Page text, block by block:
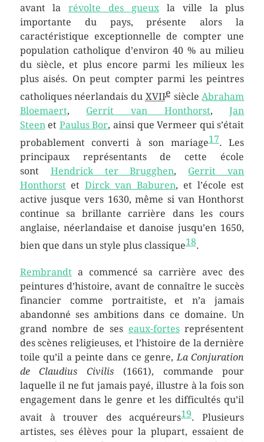
avant larévolte des gueux la ville la plus
importante du pays, présente alors la
caractéristique exceptionnelle de compter une
population catholique d’environ 40 % au milieu
du siècle, et plus encore parmi les milieux les
plus aisés. On peut compter parmi les peintres
catholiques néerlandais du XVIIe siècleAbraham
Bloemaert, Gerrit van Honthorst,Jan
Steenet Paulus Bor, ainsi que Vermeer qui s’était
probablement converti à son mariage17. Les
principaux représentants de cette école
sont Hendrick ter Brugghen, Gerrit van
HonthorstetDirck van Baburen, et l’école est
active jusque vers 1630, même si van Honthorst
continue sa brillante carrière dans les cours
anglaise, néerlandaise et danoise jusqu’en 1650,
bien que dans un style plus classique18.
Rembrandt a commencé sa carrière avec des
peintures d’histoire, avant de connaître le succès
financier comme portraitiste, et n’a jamais
abandonné ses ambitions dans ce domaine. Un
grand nombre de ses eaux-fortesreprésentent
des scènes religieuses, et l’histoire de la dernière
toile qu’il a peinte dans ce genre, La Conjuration
de Claudius Civilis (1661), commande pour
laquelle il ne fut jamais payé, illustre à la fois son
engagement dans le genre et les difficultés qu’il
avait à trouver des acquéreurs19. Plusieurs
artistes, ses élèves pour la plupart, essaient de